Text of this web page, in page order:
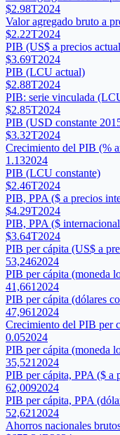
$2.98T2024
Valor agregado bruto a
$2.22T2024
PIB (US$ a precios
$3.69T2024
PIB (LCU actual)
$2.88T2024
PIB: serie vinculada
$2.85T2024
PIB (USD constante
$3.32T2024
Crecimiento del PIB (%
1.132024
PIB (LCU constante)
$2.46T2024
PIB, PPA ($ a precios
$4.29T2024
PIB, PPA ($
$3.64T2024
PIB per cápita (US$ a
53,2462024
PIB per cápita (moneda
41,661 2024
PIB per cápita (dólares
47,961 2024
Crecimiento del PIB per
0.052024
PIB per cápita (moneda
35,521 2024
PIB per cápita, PPA ($ a
62,0092024
PIB per cápita, PPA
52,621 2024
Ahorros nacionales